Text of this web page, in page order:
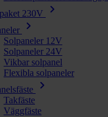
230V
chevron_right
chevron_right
Solpaneler 12V
Solpaneler 24V
Vikbar solpanel
Flexibla solpaneler
chevron_right
Takfäste
Väggfäste